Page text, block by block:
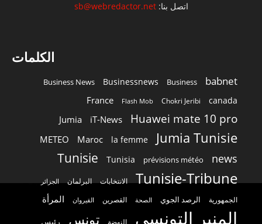
اتصل بنا:sb@webredactor.net
الكلمات
babnet
Business
Businessnews
Business News
canada
Chokri Jeribi
Flash Mob
France
Huawei mate 10 pro
iT-News
Jumia
Jumia Tunisie
la femme
Maroc
METEO
news
prévisions météo
Tunisia
Tunisie
Tunisie-Tribune الانتخابات البرلمان الجزائر
الجمهورية الرصد الجوي الصحة القصرين القيروان المرأة
المنبر التونسي تونس رئيس